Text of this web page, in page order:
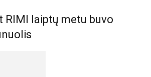
RIMI laiptų metu buvo